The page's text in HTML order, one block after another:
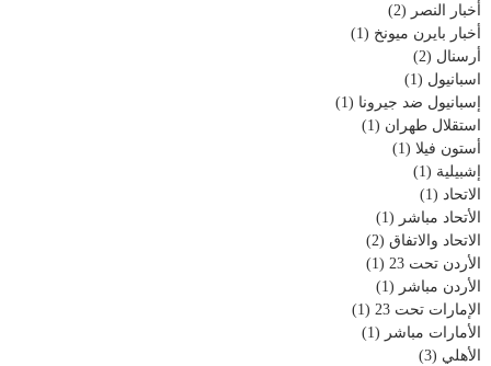
أخبار النصر (2)
أخبار بايرن ميونخ (1)
أرسنال (2)
اسبانيول (1)
إسبانيول ضد جيرونا (1)
استقلال طهران (1)
أستون فيلا (1)
إشبيلية (1)
الاتحاد (1)
الأتحاد مباشر (1)
الاتحاد والاتفاق (2)
الأردن تحت 23
(1)
الأردن مباشر (1)
الإمارات تحت 23
(1)
الأمارات مباشر (1)
الأهلي (3)